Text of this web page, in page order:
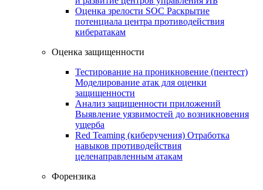
Оценка зрелости SOC Раскрытие
потенциала центра противодействия
кибератакам
Оценка защищенности
Тестирование на проникновение (пентест)
Моделирование атак для оценки
защищенности
Анализ защищенности приложений
Выявление уязвимостей до возникновения
ущерба
Red Teaming (киберучения) Отработка
навыков противодействия
целенаправленным атакам
Форензика